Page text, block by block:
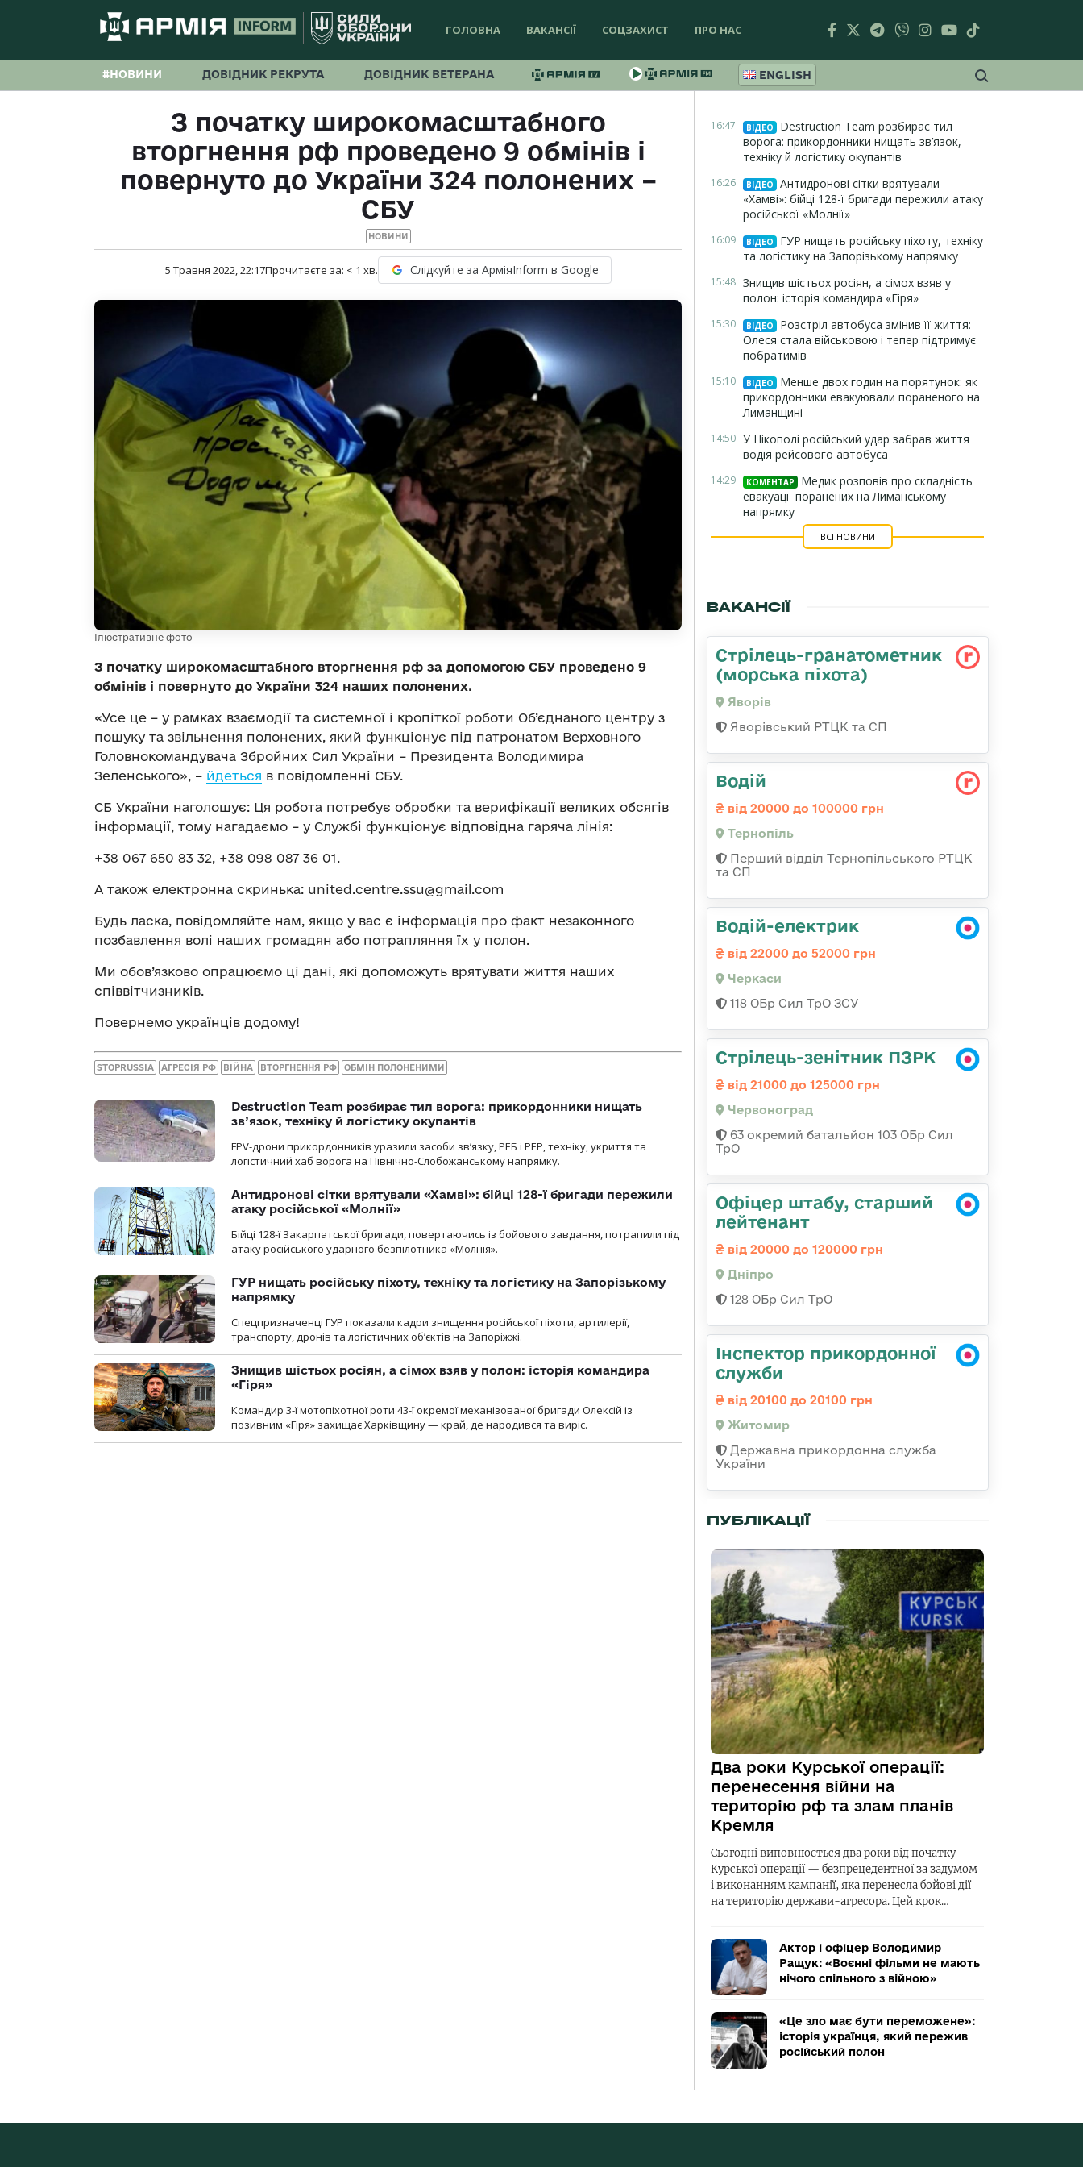
ГОЛОВНА ВАКАНСІЇ СОЦЗАХИСТ ПРО НАС
#НОВИНИ ДОВІДНИК РЕКРУТА ДОВІДНИК ВЕТЕРАНА ENGLISH
З початку широкомасштабного
вторгнення рф проведено 9 обмінів і
повернуто до України 324 полонених –
СБУ
НОВИНИ
5 Травня 2022, 22:17Прочитаєте за: < 1 хв. Слідкуйте за АрміяInform в Google
Ілюстративне фото
З початку широкомасштабного вторгнення рф за допомогою СБУ проведено 9
обмінів і повернуто до України 324 наших полонених.
«Усе це – у рамках взаємодії та системної і кропіткої роботи Об’єднаного центру з
пошуку та звільнення полонених, який функціонує під патронатом Верховного
Головнокомандувача Збройних Сил України – Президента Володимира
Зеленського», – йдеться в повідомленні СБУ.
СБ України наголошує: Ця робота потребує обробки та верифікації великих обсягів
інформації, тому нагадаємо – у Службі функціонує відповідна гаряча лінія:
+38 067 650 83 32, +38 098 087 36 01.
А також електронна скринька: united.centre.ssu@gmail.com
Будь ласка, повідомляйте нам, якщо у вас є інформація про факт незаконного
позбавлення волі наших громадян або потрапляння їх у полон.
Ми обов’язково опрацюємо ці дані, які допоможуть врятувати життя наших
співвітчизників.
Повернемо українців додому!
STOPRUSSIA АГРЕСІЯ РФ ВІЙНА ВТОРГНЕННЯ РФ ОБМІН ПОЛОНЕНИМИ
Destruction Team розбирає тил ворога: прикордонники нищать
зв’язок, техніку й логістику окупантів
FPV-дрони прикордонників уразили засоби зв’язку, РЕБ і РЕР, техніку, укриття та
логістичний хаб ворога на Північно-Слобожанському напрямку.
Антидронові сітки врятували «Хамві»: бійці 128-ї бригади пережили
атаку російської «Молнії»
Бійці 128-ї Закарпатської бригади, повертаючись із бойового завдання, потрапили під
атаку російського ударного безпілотника «Молнія».
ГУР нищать російську піхоту, техніку та логістику на Запорізькому
напрямку
Спецпризначенці ГУР показали кадри знищення російської піхоти, артилерії,
транспорту, дронів та логістичних об’єктів на Запоріжжі.
Знищив шістьох росіян, а сімох взяв у полон: історія командира
«Гіря»
Командир 3-ї мотопіхотної роти 43-ї окремої механізованої бригади Олексій із
позивним «Гіря» захищає Харківщину — край, де народився та виріс.
16:47 ВІДЕО
Destruction Team розбирає тил
ворога: прикордонники нищать зв’язок,
техніку й логістику окупантів
16:26 ВІДЕО
Антидронові сітки врятували
«Хамві»: бійці 128-ї бригади пережили атаку
російської «Молнії»
16:09 ВІДЕО
ГУР нищать російську піхоту, техніку
та логістику на Запорізькому напрямку
15:48 Знищив шістьох росіян, а сімох взяв у
полон: історія командира «Гіря»
15:30 ВІДЕО
Розстріл автобуса змінив її життя:
Олеся стала військовою і тепер підтримує
побратимів
15:10 ВІДЕО
Менше двох годин на порятунок: як
прикордонники евакуювали пораненого на
Лиманщині
14:50 У Нікополі російський удар забрав життя
водія рейсового автобуса
14:29 КОМЕНТАР
Медик розповів про складність
евакуації поранених на Лиманському
напрямку
ВСІ НОВИНИ
ВАКАНСІЇ
Стрілець-гранатометник
(морська піхота)
Яворів
Яворівський РТЦК та СП
Водій
від 20000 до 100000 грн
Тернопіль
Перший відділ Тернопільського РТЦК
та СП
Водій-електрик
від 22000 до 52000 грн
Черкаси
118 ОБр Сил ТрО ЗСУ
Стрілець-зенітник ПЗРК
від 21000 до 125000 грн
Червоноград
63 окремий батальйон 103 ОБр Сил
ТрО
Офіцер штабу, старший
лейтенант
від 20000 до 120000 грн
Дніпро
128 ОБр Сил ТрО
Інспектор прикордонної
служби
від 20100 до 20100 грн
Житомир
Державна прикордонна служба
України
ПУБЛІКАЦІЇ
Два роки Курської операції:
перенесення війни на
територію рф та злам планів
Кремля
Сьогодні виповнюється два роки від початку
Курської операції — безпрецедентної за задумом
і виконанням кампанії, яка перенесла бойові дії
на територію держави-агресора. Цей крок…
Актор і офіцер Володимир
Ращук: «Воєнні фільми не мають
нічого спільного з війною»
«Це зло має бути переможене»:
історія українця, який пережив
російський полон